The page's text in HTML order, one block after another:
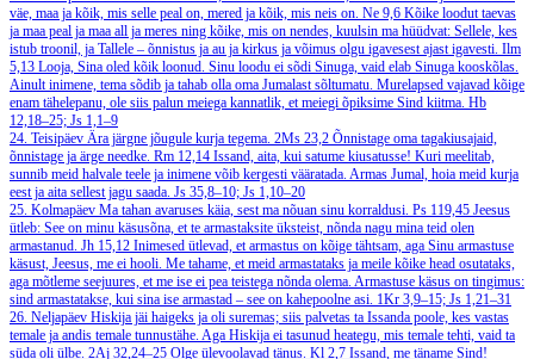
väe, maa ja kõik, mis selle peal on, mered ja kõik, mis neis on. Ne 9,6 Kõike loodut taevas
ja maa peal ja maa all ja meres ning kõike, mis on nendes, kuulsin ma hüüdvat: Sellele, kes
istub troonil, ja Tallele – õnnistus ja au ja kirkus ja võimus olgu igavesest ajast igavesti. Ilm
5,13 Looja, Sina oled kõik loonud. Sinu loodu ei sõdi Sinuga, vaid elab Sinuga kooskõlas.
Ainult inimene, tema sõdib ja tahab olla oma Jumalast sõltumatu. Murelapsed vajavad kõige
enam tähelepanu, ole siis palun meiega kannatlik, et meiegi õpiksime Sind kiitma. Hb
12,18–25; Js 1,1–9
24. Teisipäev Ära järgne jõugule kurja tegema. 2Ms 23,2 Õnnistage oma tagakiusajaid,
õnnistage ja ärge needke. Rm 12,14 Issand, aita, kui satume kiusatusse! Kuri meelitab,
sunnib meid halvale teele ja inimene võib kergesti vääratada. Armas Jumal, hoia meid kurja
eest ja aita sellest jagu saada. Js 35,8–10; Js 1,10–20
25. Kolmapäev Ma tahan avaruses käia, sest ma nõuan sinu korraldusi. Ps 119,45 Jeesus
ütleb: See on minu käsusõna, et te armastaksite üksteist, nõnda nagu mina teid olen
armastanud. Jh 15,12 Inimesed ütlevad, et armastus on kõige tähtsam, aga Sinu armastuse
käsust, Jeesus, me ei hooli. Me tahame, et meid armastataks ja meile kõike head osutataks,
aga mõtleme seejuures, et me ise ei pea teistega nõnda olema. Armastuse käsus on tingimus:
sind armastatakse, kui sina ise armastad – see on kahepoolne asi. 1Kr 3,9–15; Js 1,21–31
26. Neljapäev Hiskija jäi haigeks ja oli suremas; siis palvetas ta Issanda poole, kes vastas
temale ja andis temale tunnustähe. Aga Hiskija ei tasunud heategu, mis temale tehti, vaid ta
süda oli ülbe. 2Aj 32,24–25 Olge ülevoolavad tänus. Kl 2,7 Issand, me täname Sind!